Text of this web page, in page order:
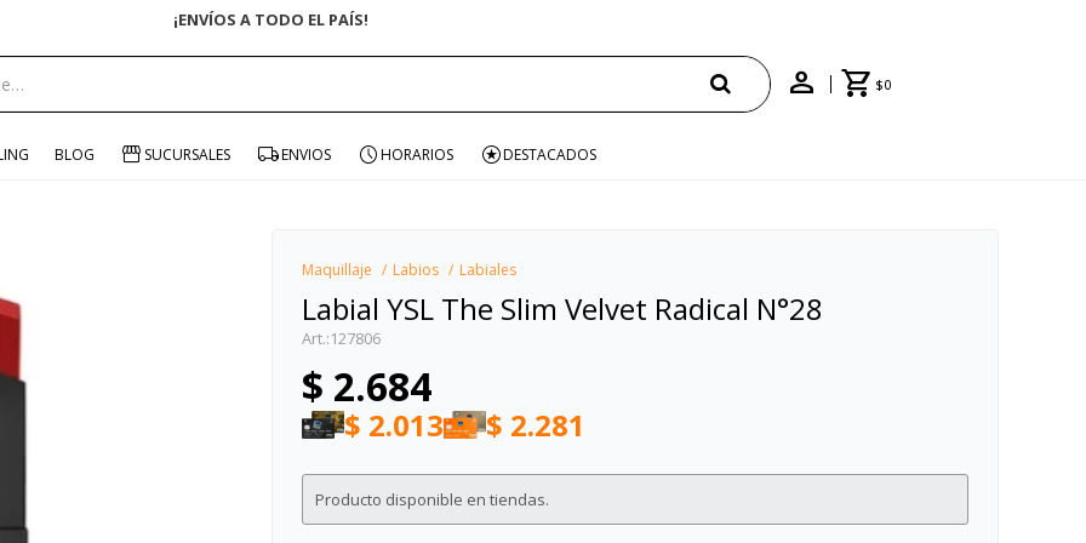
¡ENVÍOS A TODO EL PAÍS!
$0
BLOG SUCURSALES ENVIOS HORARIOS DESTACADOS
Maquillaje Labios Labiales
Labial YSL The Slim Velvet Radical N°28
127806
$ 2.684
$ 2.013 $ 2.281
Producto disponible en tiendas.